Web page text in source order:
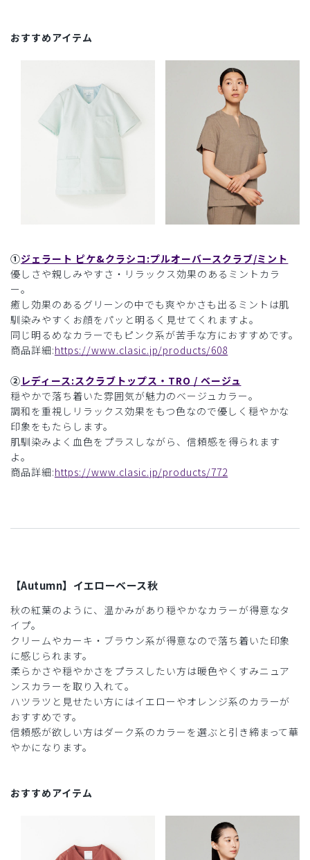
おすすめアイテム
①ジェラート ピケ&クラシコ:プルオーバースクラブ/ミント
優しさや親しみやすさ・リラックス効果のあるミントカラ
ー。
癒し効果のあるグリーンの中でも爽やかさも出るミントは肌
馴染みやすくお顔をパッと明るく見せてくれますよ。
同じ明るめなカラーでもピンク系が苦手な方におすすめです。
商品詳細:https://www.clasic.jp/products/608
② レディース:スクラブトップス・TRO / ベージュ
穏やかで落ち着いた雰囲気が魅力のベージュカラー。
調和を重視しリラックス効果をもつ色なので優しく穏やかな
印象をもたらします。
肌馴染みよく血色をプラスしながら、信頼感を得られます
よ。
商品詳細:https://www.clasic.jp/products/772
【Autumn】イエローベース秋
秋の紅葉のように、温かみがあり穏やかなカラーが得意なタ
イプ。
クリームやカーキ・ブラウン系が得意なので落ち着いた印象
に感じられます。
柔らかさや穏やかさをプラスしたい方は暖色やくすみニュア
ンスカラーを取り入れて。
ハツラツと見せたい方にはイエローやオレンジ系のカラーが
おすすめです。
信頼感が欲しい方はダーク系のカラーを選ぶと引き締まって華
やかになります。
おすすめアイテム